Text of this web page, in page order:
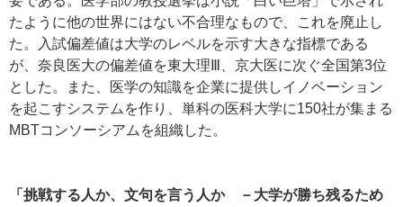
たように他の世界にはない不合理なもので、これを廃止し
た。入試偏差値は大学のレベルを示す大きな指標である
が、奈良医大の偏差値を東大理Ⅲ、京大医に次ぐ全国第3位
とした。また、医学の知識を企業に提供しイノベーション
を起こすシステムを作り、単科の医科大学に150社が集まる
MBTコンソーシアムを組織した。
「挑戦する人か、文句を言う人か －大学が勝ち残るため